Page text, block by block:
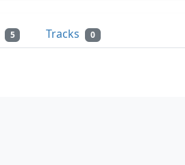
5 Tracks 0